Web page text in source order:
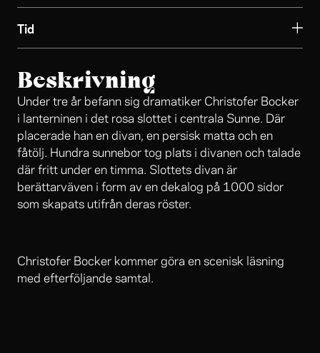
Tid
Beskrivning
Under tre år befann sig dramatiker Christofer Bocker
i lanterninen i det rosa slottet i centrala Sunne. Där
placerade han en divan, en persisk matta och en
fåtölj. Hundra sunnebor tog plats i divanen och talade
där fritt under en timma. Slottets divan är
berättarväven i form av en dekalog på 1000 sidor
som skapats utifrån deras röster.
Christofer Bocker kommer göra en scenisk läsning
med efterföljande samtal.